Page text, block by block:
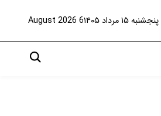
پنجشنبه ۱۵ مرداد ۱۴۰۵ 6 August 2026